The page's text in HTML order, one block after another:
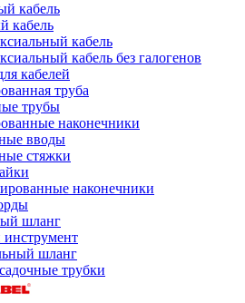
кабель
кабель
кабель
кабель без галогенов
кабелей
труба
трубы
наконечники
вводы
стяжки
наконечники
шланг
шланг
трубки